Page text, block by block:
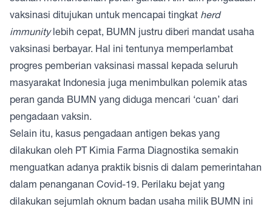
vaksinasi ditujukan untuk mencapai tingkat herd
immunitylebih cepat, BUMN justru diberi mandat usaha
vaksinasi berbayar. Hal ini tentunya memperlambat
progres pemberian vaksinasi massal kepada seluruh
masyarakat Indonesia juga menimbulkan polemik atas
peran ganda BUMN yang diduga mencari ‘cuan’ dari
pengadaan vaksin.
Selain itu, kasus pengadaan antigen bekas yang
dilakukan oleh PT Kimia Farma Diagnostika semakin
menguatkan adanya praktik bisnis di dalam pemerintahan
dalam penanganan Covid-19. Perilaku bejat yang
dilakukan sejumlah oknum badan usaha milik BUMN ini